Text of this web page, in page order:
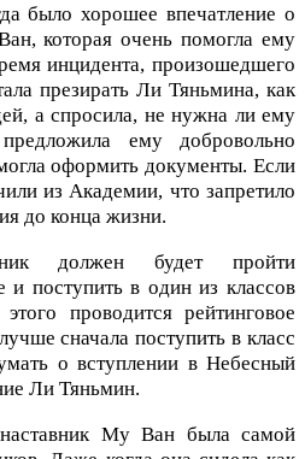
было хорошее впечатление о
которая очень помогла ему
инцидента, произошедшего
презирать Ли Тяньмина, как
а спросила, не нужна ли ему
ему добровольно
оформить документы. Если
из Академии, что запретило
до конца жизни.
должен будет пройти
и поступить в один из классов
проводится рейтинговое
сначала поступить в класс
о вступлении в Небесный
Ли Тяньмин.
Му Ван была самой